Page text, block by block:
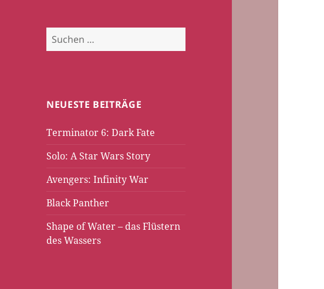
Suchen
nach:
NEUESTE BEITRÄGE
Terminator 6: Dark Fate
Solo: A Star Wars Story
Avengers: Infinity War
Black Panther
Shape of Water – das Flüstern
des Wassers